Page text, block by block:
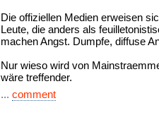
Die offiziellen Medien erweisen
Leute, die anders als
machen Angst. Dumpfe, diffuse
Nur wieso wird von
wäre treffender.
... comment